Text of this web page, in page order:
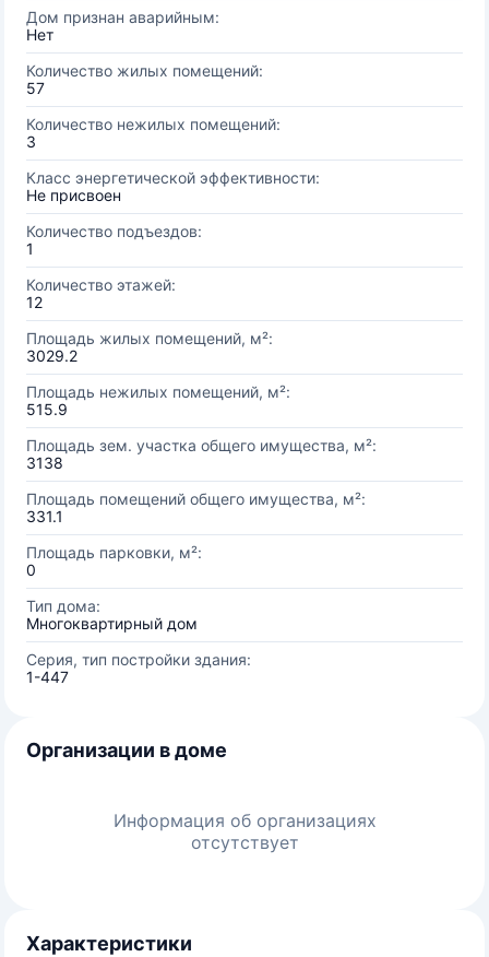
Дом признан аварийным:
Нет
Количество жилых помещений:
57
Количество нежилых помещений:
3
Класс энергетической эффективности:
Не присвоен
Количество подъездов:
1
Количество этажей:
12
Площадь жилых помещений, м²:
3029.2
Площадь нежилых помещений, м²:
515.9
Площадь зем. участка общего имущества, м²:
3138
Площадь помещений общего имущества, м²:
331.1
Площадь парковки, м²:
0
Тип дома:
Многоквартирный дом
Серия, тип постройки здания:
1-447
Организации в доме
Информация об организациях
отсутствует
Характеристики